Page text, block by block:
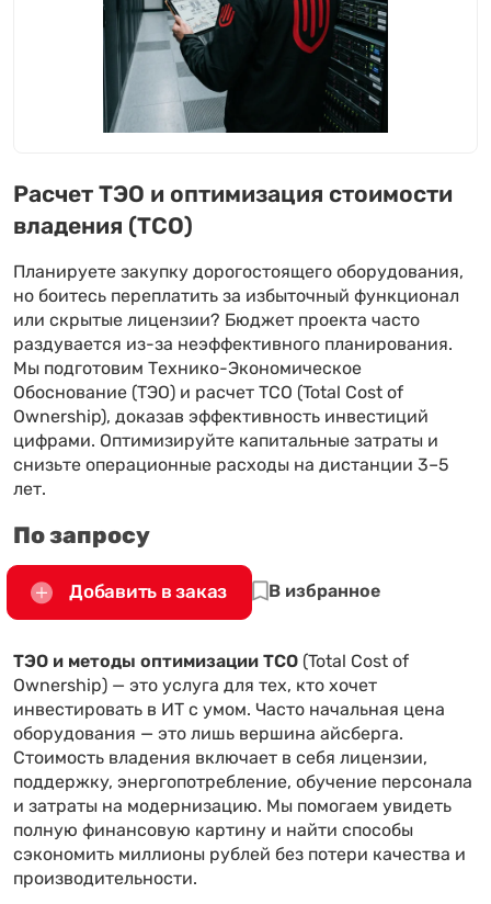
Расчет ТЭО и оптимизация стоимости
владения (TCO)
Планируете закупку дорогостоящего оборудования,
но боитесь переплатить за избыточный функционал
или скрытые лицензии? Бюджет проекта часто
раздувается из-за неэффективного планирования.
Мы подготовим Технико-Экономическое
Обоснование (ТЭО) и расчет TCO (Total Cost of
Ownership), доказав эффективность инвестиций
цифрами. Оптимизируйте капитальные затраты и
снизьте операционные расходы на дистанции 3–5
лет.
По запросу
Добавить в заказ В избранное
ТЭО и методы оптимизации ТСО (Total Cost of
Ownership) — это услуга для тех, кто хочет
инвестировать в ИТ с умом. Часто начальная цена
оборудования — это лишь вершина айсберга.
Стоимость владения включает в себя лицензии,
поддержку, энергопотребление, обучение персонала
и затраты на модернизацию. Мы помогаем увидеть
полную финансовую картину и найти способы
сэкономить миллионы рублей без потери качества и
производительности.